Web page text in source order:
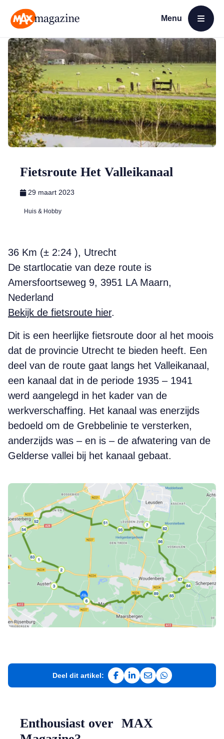
Menu
Open menu
Fietsroute Het Valleikanaal
29 maart 2023
Huis & Hobby
36 Km (± 2:24 ), Utrecht
De startlocatie van deze route is
Amersfoortseweg 9, 3951 LA Maarn,
Nederland
Bekijk de fietsroute hier.
Dit is een heerlijke fietsroute door al het moois
dat de provincie Utrecht te bieden heeft. Een
deel van de route gaat langs het Valleikanaal,
een kanaal dat in de periode 1935 – 1941
werd aangelegd in het kader van de
werkverschaffing. Het kanaal was enerzijds
bedoeld om de Grebbelinie te versterken,
anderzijds was – en is – de afwatering van de
Gelderse vallei bij het kanaal gebaat.
Deel dit artikel:
Deel op Facebook
Deel op LinkedIn
Deel via e-mail
Deel via
Enthousiast over MAX